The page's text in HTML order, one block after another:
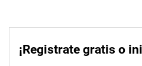
¡Registrate gratis o